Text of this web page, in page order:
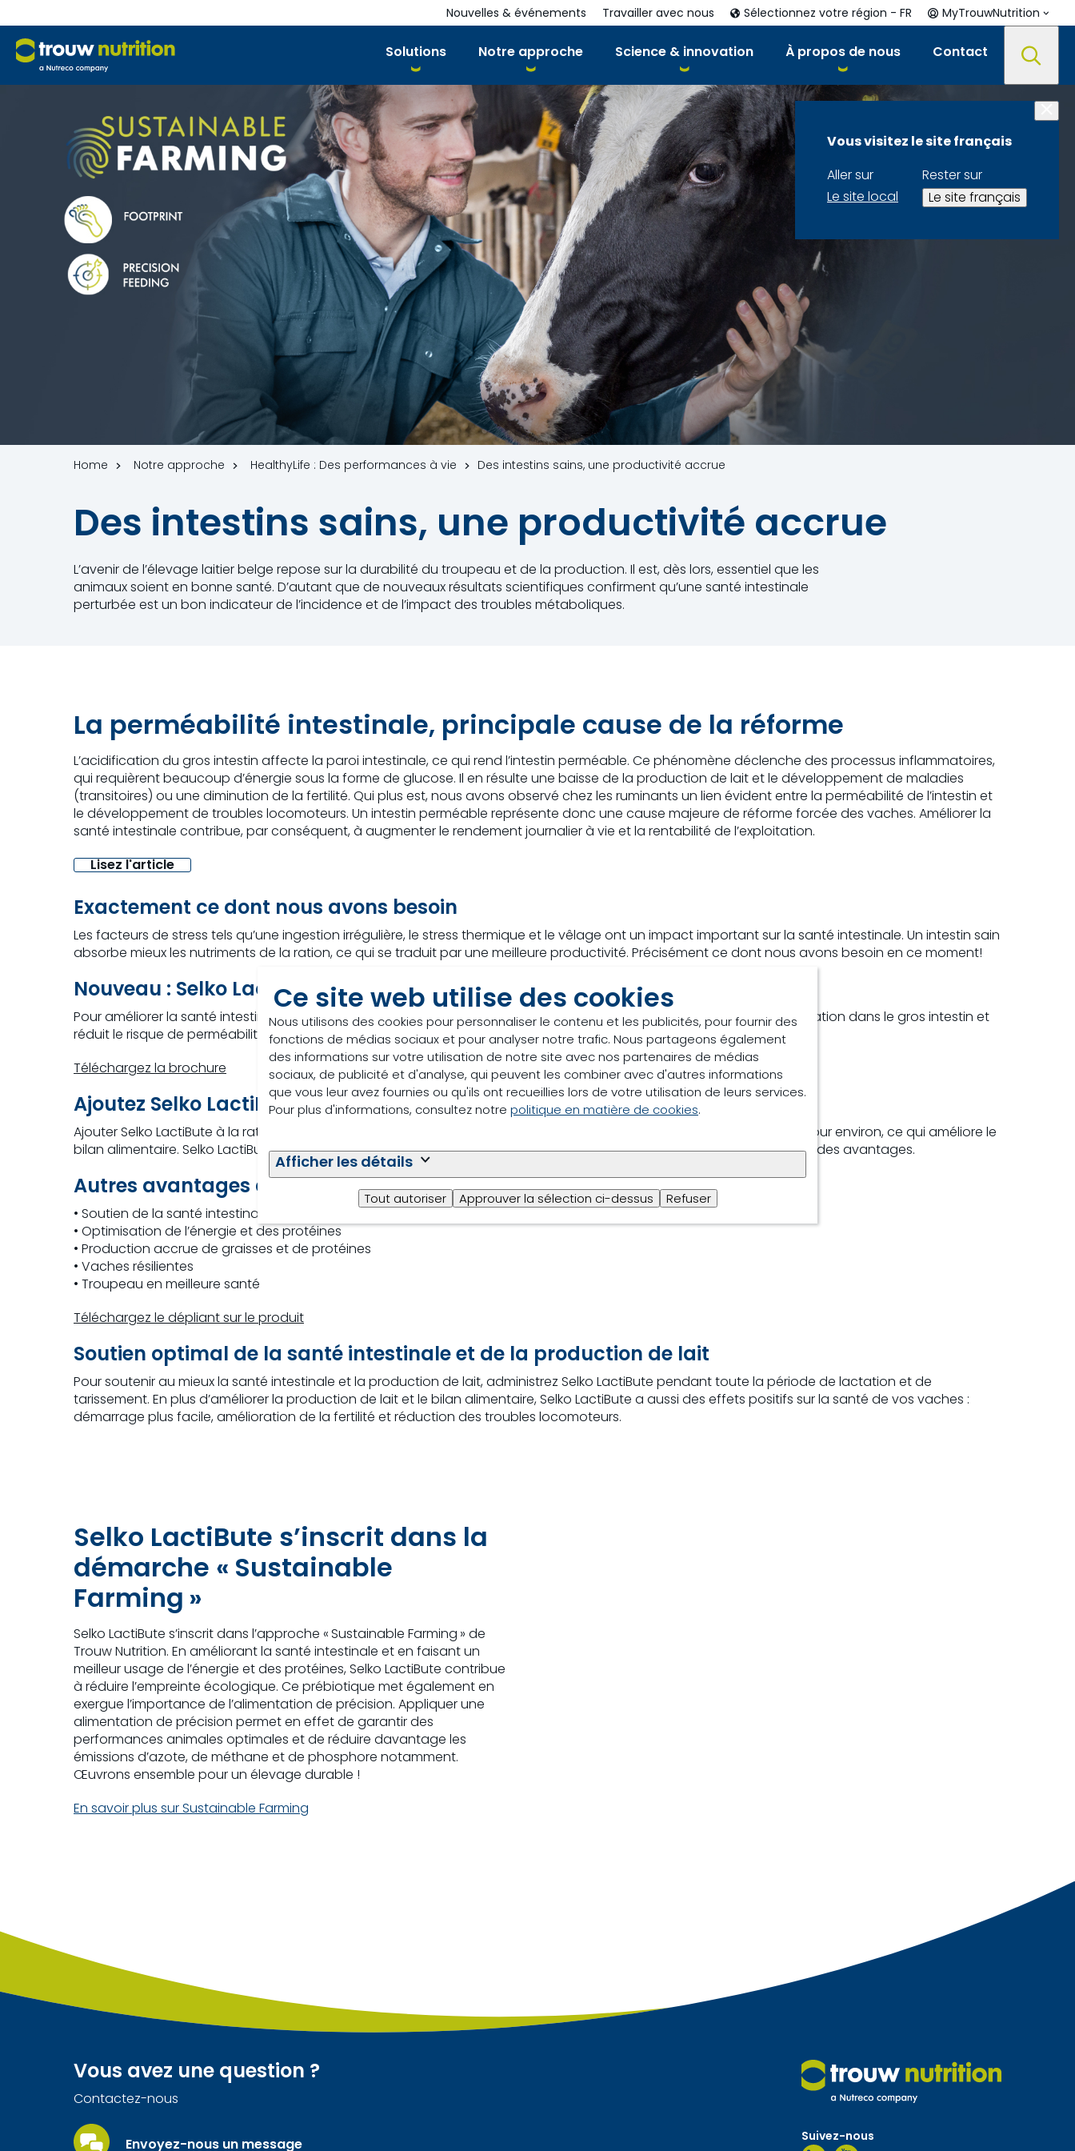
Ce site web utilise des cookies
Nous utilisons des cookies pour personnaliser le contenu et les publicités, pour fournir des
fonctions de médias sociaux et pour analyser notre trafic. Nous partageons également
des informations sur votre utilisation de notre site avec nos partenaires de médias
sociaux, de publicité et d'analyse, qui peuvent les combiner avec d'autres informations
que vous leur avez fournies ou qu'ils ont recueillies lors de votre utilisation de leurs services.
Pour plus d'informations, consultez notre politique en matière de cookies.
Afficher les détails
Tout autoriser Approuver la sélection ci-dessus Refuser
Solutions Notre approche Science & innovation À propos de nous Contact
Nouvelles & événements Travailler avec nous Sélectionnez votre région - FR MyTrouwNutrition
Vous visitez le site français
Aller sur
Le site local
Rester sur
Le site français
Home Notre approche HealthyLife : Des performances à vie Des intestins sains, une productivité accrue
Des intestins sains, une productivité accrue
L’avenir de l’élevage laitier belge repose sur la durabilité du troupeau et de la production. Il est, dès lors, essentiel que les
animaux soient en bonne santé. D’autant que de nouveaux résultats scientifiques confirment qu’une santé intestinale
perturbée est un bon indicateur de l’incidence et de l’impact des troubles métaboliques.
La perméabilité intestinale, principale cause de la réforme
L’acidification du gros intestin affecte la paroi intestinale, ce qui rend l’intestin perméable. Ce phénomène déclenche des processus inflammatoires,
qui requièrent beaucoup d’énergie sous la forme de glucose. Il en résulte une baisse de la production de lait et le développement de maladies
(transitoires) ou une diminution de la fertilité. Qui plus est, nous avons observé chez les ruminants un lien évident entre la perméabilité de l’intestin et
le développement de troubles locomoteurs. Un intestin perméable représente donc une cause majeure de réforme forcée des vaches. Améliorer la
santé intestinale contribue, par conséquent, à augmenter le rendement journalier à vie et la rentabilité de l’exploitation.
Lisez l'article
Exactement ce dont nous avons besoin
Les facteurs de stress tels qu’une ingestion irrégulière, le stress thermique et le vêlage ont un impact important sur la santé intestinale. Un intestin sain
absorbe mieux les nutriments de la ration, ce qui se traduit par une meilleure productivité. Précisément ce dont nous avons besoin en ce moment!
Nouveau : Selko LactiBute
Pour améliorer la santé intestinale, Trouw Nutrition lance Selko LactiBute, un prébiotique breveté qui améliore la fermentation dans le gros intestin et
réduit le risque de perméabilité intestinale. Idéal pour les agriculteurs désireux d’optimiser la santé de leur bétail!
Téléchargez la brochure
Ajoutez Selko LactiBute à votre ration
Ajouter Selko LactiBute à la ration de vos vaches permet d’augmenter la production de lait de référence de 0,9 kg par jour environ, ce qui améliore le
bilan alimentaire. Selko LactiBute a été largement testé dans des exploitations environnementales. Et il ne présente que des avantages.
Autres avantages de Selko LactiBute
• Soutien de la santé intestinale
• Optimisation de l’énergie et des protéines
• Production accrue de graisses et de protéines
• Vaches résilientes
• Troupeau en meilleure santé
Téléchargez le dépliant sur le produit
Soutien optimal de la santé intestinale et de la production de lait
Pour soutenir au mieux la santé intestinale et la production de lait, administrez Selko LactiBute pendant toute la période de lactation et de
tarissement. En plus d’améliorer la production de lait et le bilan alimentaire, Selko LactiBute a aussi des effets positifs sur la santé de vos vaches :
démarrage plus facile, amélioration de la fertilité et réduction des troubles locomoteurs.
Selko LactiBute s’inscrit dans la
démarche « Sustainable
Farming »
Selko LactiBute s’inscrit dans l’approche « Sustainable Farming » de
Trouw Nutrition. En améliorant la santé intestinale et en faisant un
meilleur usage de l’énergie et des protéines, Selko LactiBute contribue
à réduire l’empreinte écologique. Ce prébiotique met également en
exergue l’importance de l’alimentation de précision. Appliquer une
alimentation de précision permet en effet de garantir des
performances animales optimales et de réduire davantage les
émissions d’azote, de méthane et de phosphore notamment.
Œuvrons ensemble pour un élevage durable !
En savoir plus sur Sustainable Farming
Vous avez une question ?
Contactez-nous
Envoyez-nous un message Suivez-nous